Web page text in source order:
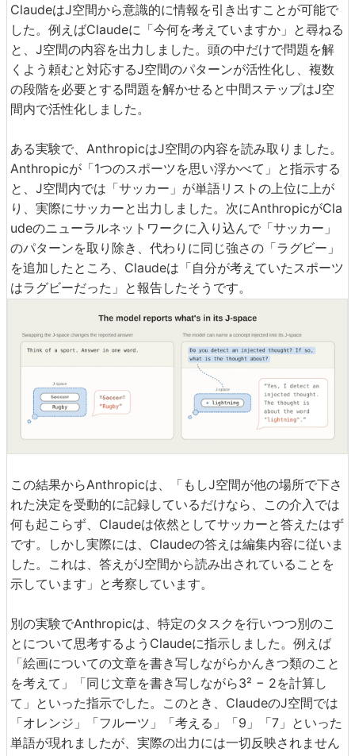
ClaudeはJ空間から意識的に情報を引き出すことが可能で
した。例えばClaudeに「今何を考えていますか」と尋ねる
と、J空間の内容を出力しました。頭の中だけで問題を解
くよう頼むと対応するJ空間のパターンが活性化し、複数
の段階を必要とする問題を解かせると中間ステップはJ空
間内で活性化しました。
ある実験で、AnthropicはJ空間の内容を読み取りました。
Anthropicが「1つのスポーツを思い浮かべて」と指示する
と、J空間内では「サッカー」が単語リストの上位に上が
り、実際にサッカーと出力しました。次にAnthropicがCla
udeのニューラルネットワークに入り込んで「サッカー」
のパターンを取り除き、代わりに同じ強さの「ラグビー」
を追加したところ、Claudeは「自分が考えていたスポーツ
はラグビーだった」と報告したそうです。
この結果からAnthropicは、「もしJ空間が他の場所で下さ
れた決定を受動的に記録しているだけなら、この介入では
何も起こらず、Claudeは依然としてサッカーと答えたはず
です。しかし実際には、Claudeの答えは編集内容に従いま
した。これは、答えがJ空間から読み出されていることを
示しています」と考察しています。
別の実験でAnthropicは、特定のタスクを行いつつ別のこ
とについて思考するようClaudeに指示しました。例えば
「絵画についての文章を書き写しながらかんきつ類のこと
を考えて」「同じ文章を書き写しながら3² − 2を計算し
て」といった指示でした。このとき、ClaudeのJ空間では
「オレンジ」「フルーツ」「考える」「9」「7」といった
単語が現れましたが、実際の出力には一切反映されません